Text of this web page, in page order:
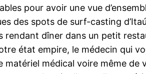
pour avoir une vue
des spots de surf-casting
dîner dans un petit
état empire, le médecin qui
médical voire même